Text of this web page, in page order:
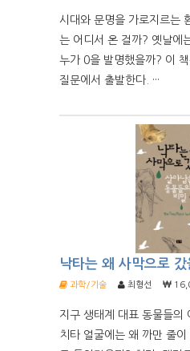
시대와 문명을 가로지르는
는 어디서 온 걸까? 옛날에
누가 0을 발명했을까? 이
질문에서 출발한다. ···
낙타는 왜 사막으로 갔
과학/기술 최형선
지구 생태계 대표 동물들의
치타 얼굴에는 왜 까만 줄